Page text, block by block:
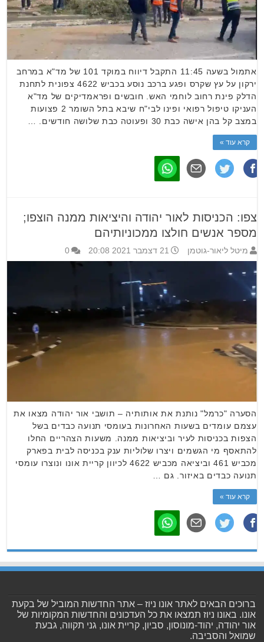
אתמול בשעה 11:45 התקבל דיווח במוקד 101 של מד"א במרחב
ירקון על עץ שקרס ופגע ברכב נוסע בכביש 4622 צפונית לתחנת
הדלק פינת רחוב לוחמי האש. חובשים ופראמדיקים של מד"א
העניקו טיפול רפואי ופינו לבי"ח שיבא בתל השומר 2 פצועות
במצב קל בהן אישה כבת 30 ופעוטה כבת שלושה חודשים. …
קרא עוד »
צפו: הכניסות לאור יהודה והיציאות ממנה הוצפו;
מספר אנשים חולצו ממכוניותיהם
מיטל ליאור-גוטמן 21 דצמבר 2021 20:08 0
הסערה "כרמל" נותנת את אותותיה – תושבי אור יהודה מצאו את
עצמם עומדים בשעות האחרונות בעומסי תנועה כבדים בשל
הצפות בכניסות לעיר וביציאות ממנה. משעות הצהריים החלו
להתאסף מי הגשמים ויצרו שלוליות ענק בכניסה לבית בפארק
מכביש 461 וביציאה מכביש 4622 לכיוון קריית אונו ונוצרו עומסי
תנועה כבדים באיזור. גם …
קרא עוד »
ברוכים הבאים לאתר אונו ניוז – אתר החדשות המוביל של בקעת
אונו. באונו ניוז תמצאו את כל העדכונים והחדשות המקומיות של
אור יהודה, יהוד-מונוסון, סביון, קריית אונו, גני תקווה, גבעת
שמואל והסביבה.